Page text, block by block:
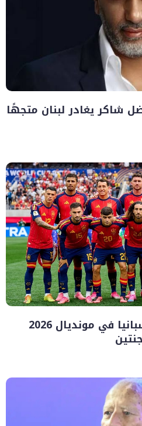
شاكر يغادر لبنان متجهًا
النجوم يحتفلون بفوز إسبانيا في مونديال 2026